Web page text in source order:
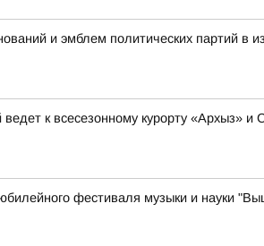
и эмблем политических партий в
к всесезонному курорту «Архыз» и
фестиваля музыки и науки